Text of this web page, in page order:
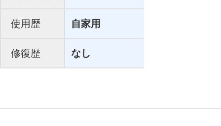
使用歴 自家用
修復歴 なし